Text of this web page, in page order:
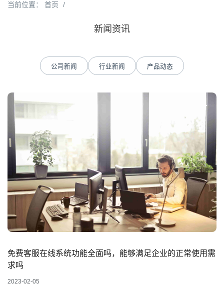
当前位置： 首页 /
新闻资讯
公司新闻 行业新闻 产品动态
免费客服在线系统功能全面吗，能够满足企业的正常使用需
求吗
2023-02-05